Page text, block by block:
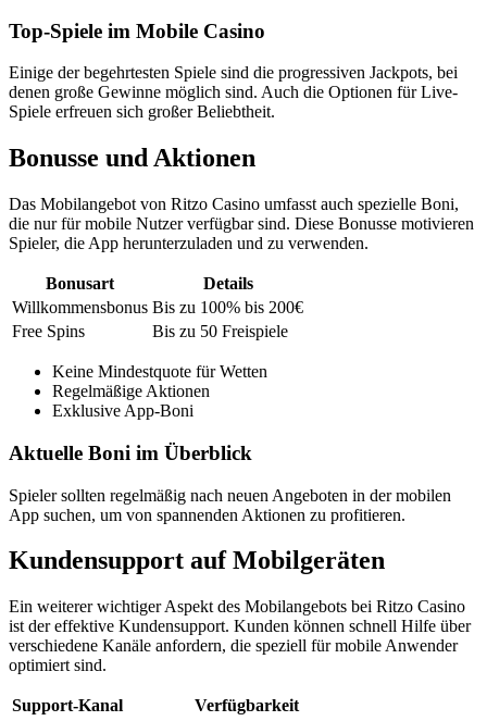
Top-Spiele im Mobile Casino
Einige der begehrtesten Spiele sind die progressiven Jackpots, bei
denen große Gewinne möglich sind. Auch die Optionen für Live-
Spiele erfreuen sich großer Beliebtheit.
Bonusse und Aktionen
Das Mobilangebot von Ritzo Casino umfasst auch spezielle Boni,
die nur für mobile Nutzer verfügbar sind. Diese Bonusse motivieren
Spieler, die App herunterzuladen und zu verwenden.
Bonusart
Details
Willkommensbonus Bis zu 100% bis 200€
Free Spins
Bis zu 50 Freispiele
Keine Mindestquote für Wetten
Regelmäßige Aktionen
Exklusive App-Boni
Aktuelle Boni im Überblick
Spieler sollten regelmäßig nach neuen Angeboten in der mobilen
App suchen, um von spannenden Aktionen zu profitieren.
Kundensupport auf Mobilgeräten
Ein weiterer wichtiger Aspekt des Mobilangebots bei Ritzo Casino
ist der effektive Kundensupport. Kunden können schnell Hilfe über
verschiedene Kanäle anfordern, die speziell für mobile Anwender
optimiert sind.
Support-Kanal
Verfügbarkeit